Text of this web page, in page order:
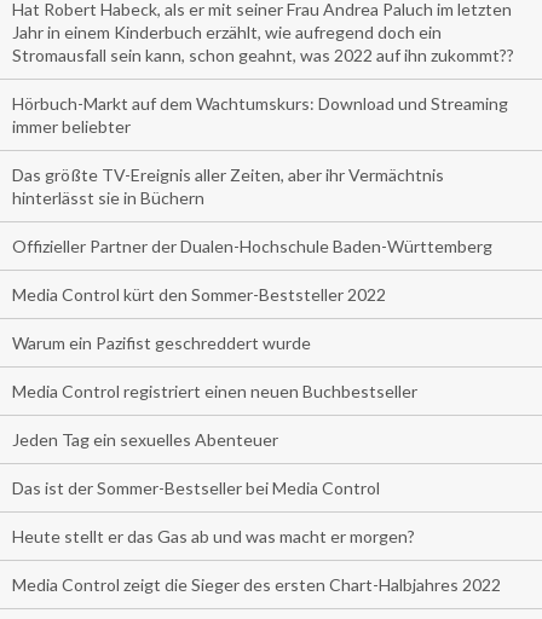
Hat Robert Habeck, als er mit seiner Frau Andrea Paluch im letzten
Jahr in einem Kinderbuch erzählt, wie aufregend doch ein
Stromausfall sein kann, schon geahnt, was 2022 auf ihn zukommt??
Hörbuch-Markt auf dem Wachtumskurs: Download und Streaming
immer beliebter
Das größte TV-Ereignis aller Zeiten, aber ihr Vermächtnis
hinterlässt sie in Büchern
Offizieller Partner der Dualen-Hochschule Baden-Württemberg
Media Control kürt den Sommer-Beststeller 2022
Warum ein Pazifist geschreddert wurde
Media Control registriert einen neuen Buchbestseller
Jeden Tag ein sexuelles Abenteuer
Das ist der Sommer-Bestseller bei Media Control
Heute stellt er das Gas ab und was macht er morgen?
Media Control zeigt die Sieger des ersten Chart-Halbjahres 2022